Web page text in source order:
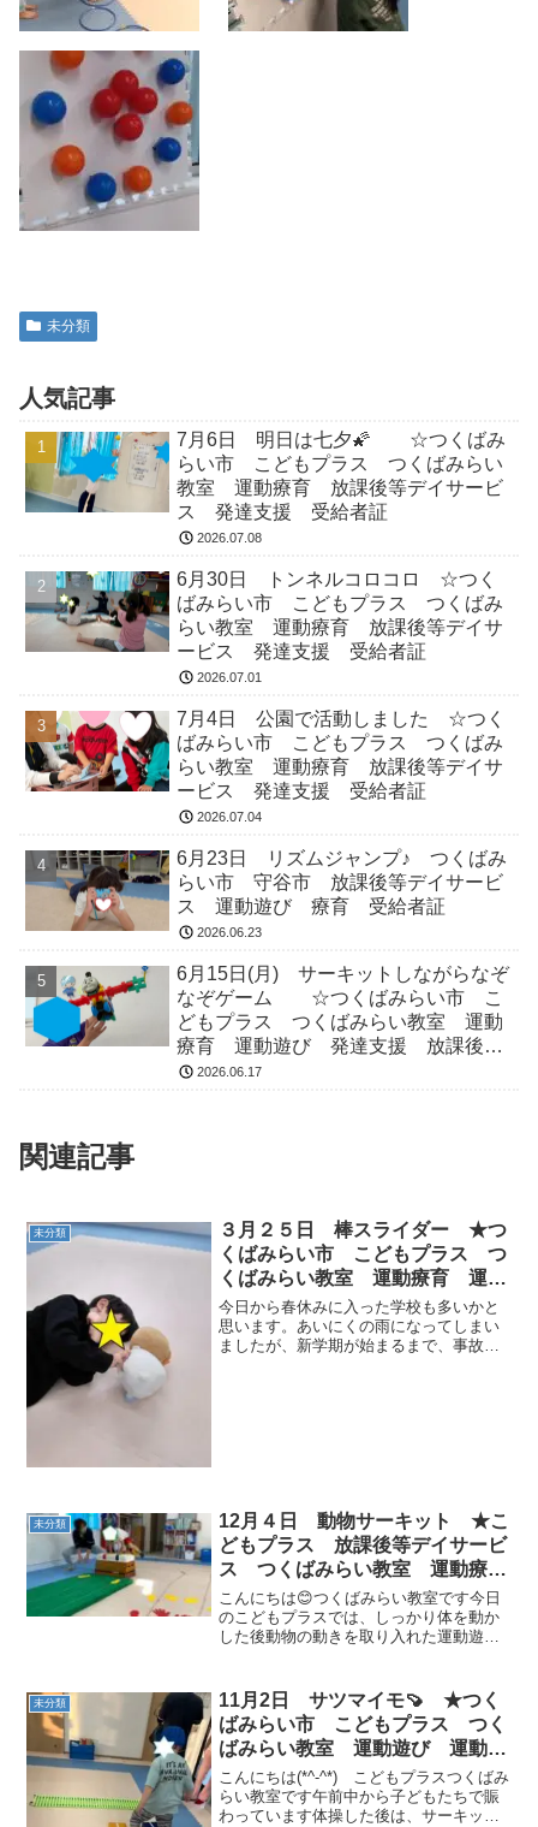
未分類
人気記事
7月6日 明日は七夕🌠 ☆つくばみ
らい市 こどもプラス つくばみらい
教室 運動療育 放課後等デイサービ
ス 発達支援 受給者証
2026.07.08
6月30日 トンネルコロコロ ☆つく
ばみらい市 こどもプラス つくばみ
らい教室 運動療育 放課後等デイサ
ービス 発達支援 受給者証
2026.07.01
7月4日 公園で活動しました ☆つく
ばみらい市 こどもプラス つくばみ
らい教室 運動療育 放課後等デイサ
ービス 発達支援 受給者証
2026.07.04
6月23日 リズムジャンプ♪ つくばみ
らい市 守谷市 放課後等デイサービ
ス 運動遊び 療育 受給者証
2026.06.23
6月15日(月) サーキットしながらなぞ
なぞゲーム ☆つくばみらい市 こ
どもプラス つくばみらい教室 運動
療育 運動遊び 発達支援 放課後等
デイサービス 受給者証
2026.06.17
関連記事
未分類
３月２５日 棒スライダー ★つ
くばみらい市 こどもプラス つ
くばみらい教室 運動療育 運動
遊び 放課後等デイサービス 児
童発達支援 受給者証
今日から春休みに入った学校も多いかと
思います。あいにくの雨になってしまい
ましたが、新学期が始まるまで、事故等
未分類
12月４日 動物サーキット ★こ
どもプラス 放課後等デイサービ
ス つくばみらい教室 運動療
育 ADHD 受給者証
こんにちは😊つくばみらい教室です今日
のこどもプラスでは、しっかり体を動か
した後動物の動きを取り入れた運動遊び
跳び箱に挑戦！けっこう大変なアスレチ
ックですが、みんな頑張っ...
未分類
11月2日 サツマイモ🍠 ★つく
ばみらい市 こどもプラス つく
ばみらい教室 運動遊び 運動療
育 放課後デイサービス 発達支
援 受給者証
こんにちは(*^-^*) こどもプラスつくばみ
らい教室です午前中から子どもたちで賑
わっています体操した後は、サーキッ